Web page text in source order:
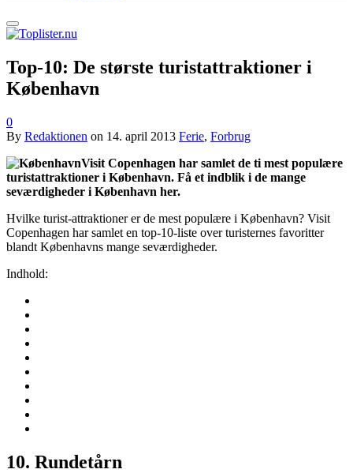
Top-10: De største turistattraktioner i
København
0
By Redaktionen on 14. april 2013 Ferie, Forbrug
Visit Copenhagen har samlet de ti mest populære
turistattraktioner i København. Få et indblik i de mange
seværdigheder i København her.
Hvilke turist-attraktioner er de mest populære i København? Visit
Copenhagen har samlet en top-10-liste over turisternes favoritter
blandt Københavns mange seværdigheder.
Indhold:
10. Rundetårn